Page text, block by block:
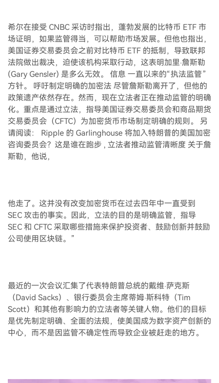
希尔在接受 CNBC 采访时指出，蓬勃发展的比特币 ETF 市
场证明，如果监管得当，可以帮助市场发展。但他也指出，
美国证券交易委员会之前对比特币 ETF 的抵制，导致联邦
法院做出裁决，迫使该机构采取行动，这表明加里·詹斯勒
(Gary Gensler) 是多么无效。 信息 一直以来的“执法监管”
方针。 呼吁制定明确的加密法 尽管詹斯勒离开了，但他的
政策遗产依然存在。然而，现在立法者正在推动监管的明确
化。重点是通过立法，指导美国证券交易委员会和商品期货
交易委员会（CFTC）为加密货币市场制定明确的规则。 另
请阅读： Ripple 的 Garlinghouse 将加入特朗普的美国加密
咨询委员会？这是谁在跑步 , 立法者推动监管清晰度 关于詹
斯勒，他说，
他走了。这并没有改变加密货币在过去四年中一直受到
SEC 攻击的事实。因此，立法的目的是明确监管，指导
SEC 和 CFTC 采取哪些措施来保护投资者、鼓励创新并鼓励
公司使用区块链。”
最近的一次会议汇集了代表特朗普总统的戴维·萨克斯
（David Sacks）、银行委员会主席蒂姆·斯科特（Tim
Scott）和其他有影响力的立法者等关键人物。他们的目标
是优先制定明确、全面的法规，使美国成为数字资产创新的
中心，而不是因监管不确定性而导致企业被赶走的地方。